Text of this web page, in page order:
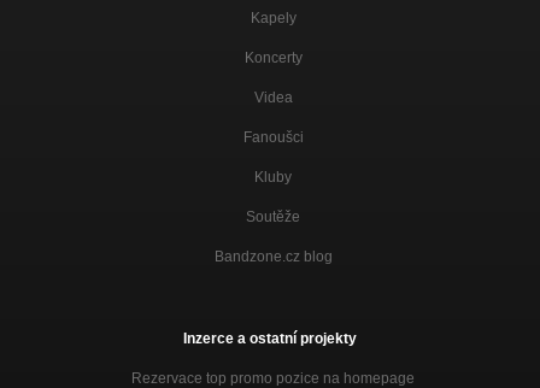
Kapely
Koncerty
Videa
Fanoušci
Kluby
Soutěže
Bandzone.cz blog
Inzerce a ostatní projekty
Rezervace top promo pozice na homepage